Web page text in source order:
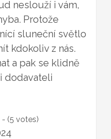
neslouží i vám,
Protože
sluneční světlo
kdokoliv z nás.
a pak se klidně
dodavateli
(5 votes)